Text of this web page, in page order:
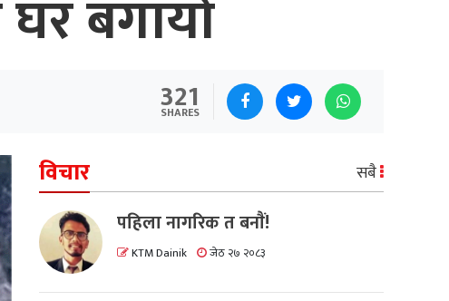
बगायो
321
SHARES
विचार सबै
पहिला नागरिक त बनाैं!
KTM Dainik जेठ २७ २०८३